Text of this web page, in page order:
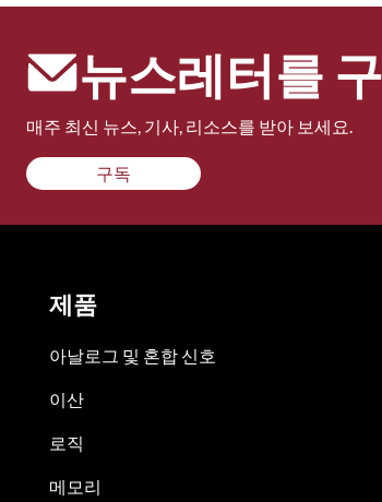
뉴스레터를
매주 최신 뉴스, 기사, 리소스를 받아 보세요.
구독
제품
아날로그 및 혼합 신호
이산
로직
메모리